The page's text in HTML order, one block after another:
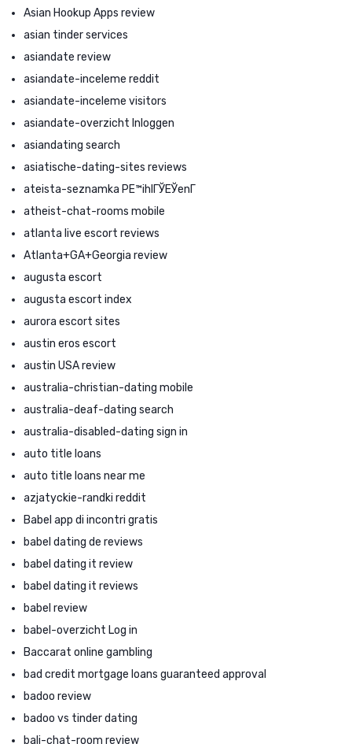
Asian Hookup Apps review
asian tinder services
asiandate review
asiandate-inceleme reddit
asiandate-inceleme visitors
asiandate-overzicht Inloggen
asiandating search
asiatische-dating-sites reviews
ateista-seznamka PЕ™ihlГЎЕЎenГ­
atheist-chat-rooms mobile
atlanta live escort reviews
Atlanta+GA+Georgia review
augusta escort
augusta escort index
aurora escort sites
austin eros escort
austin USA review
australia-christian-dating mobile
australia-deaf-dating search
australia-disabled-dating sign in
auto title loans
auto title loans near me
azjatyckie-randki reddit
Babel app di incontri gratis
babel dating de reviews
babel dating it review
babel dating it reviews
babel review
babel-overzicht Log in
Baccarat online gambling
bad credit mortgage loans guaranteed approval
badoo review
badoo vs tinder dating
bali-chat-room review